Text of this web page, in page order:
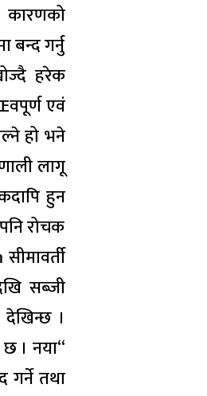
बन्द गर्नु
हरेक
एवं
हो भने
लागू
हुन
रोचक
सब्जी
देखिन्छ ।
। नया“
गर्ने तथा